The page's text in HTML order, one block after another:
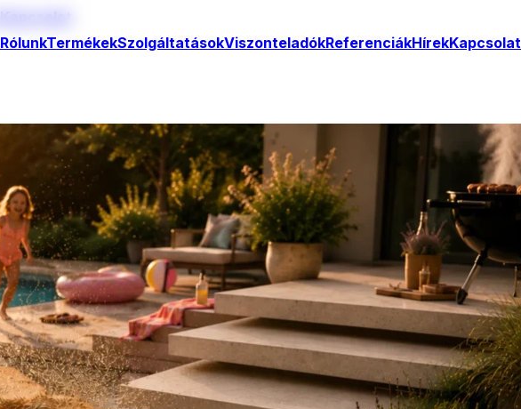
RólunkTermékekSzolgáltatásokViszonteladókReferenciákHírekKapcsolat